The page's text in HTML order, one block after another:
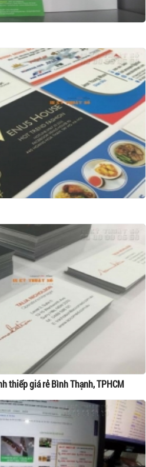
thiếp giá rẻ Bình Thạnh, TPHCM